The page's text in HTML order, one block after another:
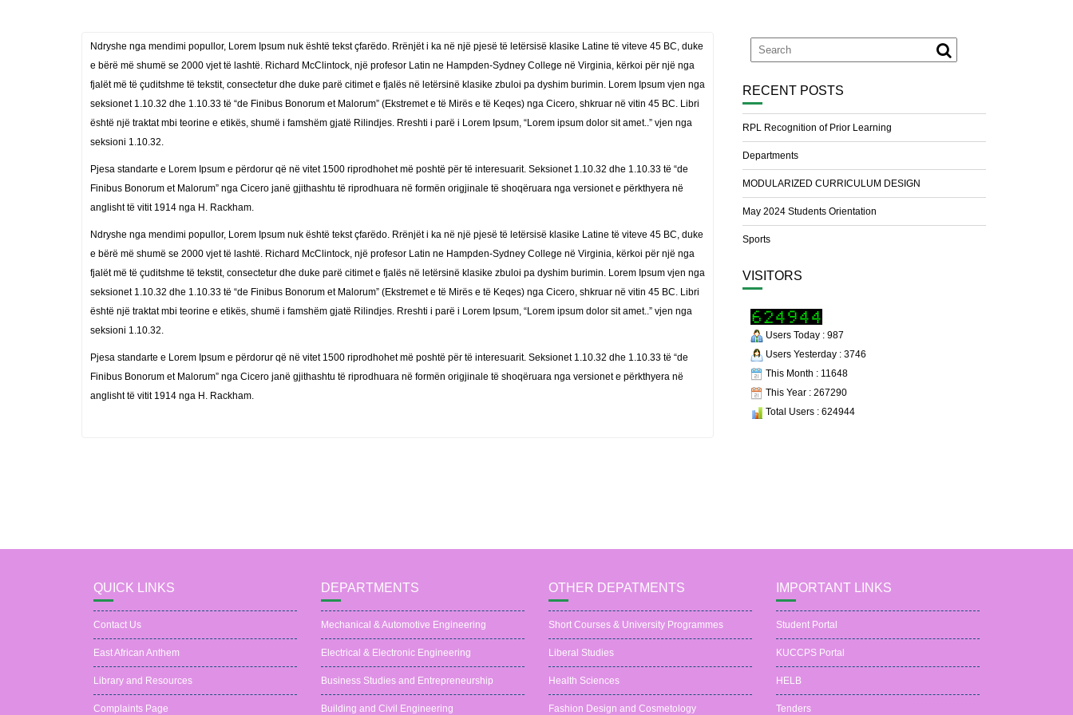
Ndryshe nga mendimi popullor, Lorem Ipsum nuk është tekst çfarëdo. Rrënjët i ka në një pjesë të letërsisë klasike Latine të viteve 45 BC, duke
e bërë më shumë se 2000 vjet të lashtë. Richard McClintock, një profesor Latin ne Hampden-Sydney College në Virginia, kërkoi për një nga
fjalët më të çuditshme të tekstit, consectetur dhe duke parë citimet e fjalës në letërsinë klasike zbuloi pa dyshim burimin. Lorem Ipsum vjen nga
seksionet 1.10.32 dhe 1.10.33 të “de Finibus Bonorum et Malorum” (Ekstremet e të Mirës e të Keqes) nga Cicero, shkruar në vitin 45 BC. Libri
është një traktat mbi teorine e etikës, shumë i famshëm gjatë Rilindjes. Rreshti i parë i Lorem Ipsum, “Lorem ipsum dolor sit amet..” vjen nga
seksioni 1.10.32.
Pjesa standarte e Lorem Ipsum e përdorur që në vitet 1500 riprodhohet më poshtë për të interesuarit. Seksionet 1.10.32 dhe 1.10.33 të “de
Finibus Bonorum et Malorum” nga Cicero janë gjithashtu të riprodhuara në formën origjinale të shoqëruara nga versionet e përkthyera në
anglisht të vitit 1914 nga H. Rackham.
Ndryshe nga mendimi popullor, Lorem Ipsum nuk është tekst çfarëdo. Rrënjët i ka në një pjesë të letërsisë klasike Latine të viteve 45 BC, duke
e bërë më shumë se 2000 vjet të lashtë. Richard McClintock, një profesor Latin ne Hampden-Sydney College në Virginia, kërkoi për një nga
fjalët më të çuditshme të tekstit, consectetur dhe duke parë citimet e fjalës në letërsinë klasike zbuloi pa dyshim burimin. Lorem Ipsum vjen nga
seksionet 1.10.32 dhe 1.10.33 të “de Finibus Bonorum et Malorum” (Ekstremet e të Mirës e të Keqes) nga Cicero, shkruar në vitin 45 BC. Libri
është një traktat mbi teorine e etikës, shumë i famshëm gjatë Rilindjes. Rreshti i parë i Lorem Ipsum, “Lorem ipsum dolor sit amet..” vjen nga
seksioni 1.10.32.
Pjesa standarte e Lorem Ipsum e përdorur që në vitet 1500 riprodhohet më poshtë për të interesuarit. Seksionet 1.10.32 dhe 1.10.33 të “de
Finibus Bonorum et Malorum” nga Cicero janë gjithashtu të riprodhuara në formën origjinale të shoqëruara nga versionet e përkthyera në
anglisht të vitit 1914 nga H. Rackham.
RECENT POSTS
RPL Recognition of Prior Learning
Departments
MODULARIZED CURRICULUM DESIGN
May 2024 Students Orientation
Sports
VISITORS
Users Today : 987
Users Yesterday : 3746
This Month : 11648
This Year : 267290
Total Users : 624944
QUICK LINKS
Contact Us
East African Anthem
Library and Resources
Complaints Page
DEPARTMENTS
Mechanical & Automotive Engineering
Electrical & Electronic Engineering
Business Studies and Entrepreneurship
Building and Civil Engineering
OTHER DEPATMENTS
Short Courses & University Programmes
Liberal Studies
Health Sciences
Fashion Design and Cosmetology
IMPORTANT LINKS
Student Portal
KUCCPS Portal
HELB
Tenders